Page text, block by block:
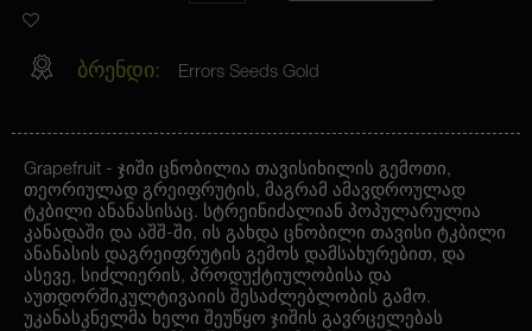
ბრენდი: Errors Seeds Gold
Grapefruit - ჯიში ცნობილია თავისიხილის გემოთი,
თეორიულად გრეიფრუტის, მაგრამ ამავდროულად
ტკბილი ანანასისაც. სტრეინიძალიან პოპულარულია
კანადაში და აშშ-ში, ის გახდა ცნობილი თავისი ტკბილი
ანანასის დაგრეიფრუტის გემოს დამსახურებით, და
ასევე, სიძლიერის, პროდუქტიულობისა და
აუთდორშიკულტივაიის შესაძლებლობის გამო.
უკანასკნელმა ხელი შეუწყო ჯიშის გავრცელებას